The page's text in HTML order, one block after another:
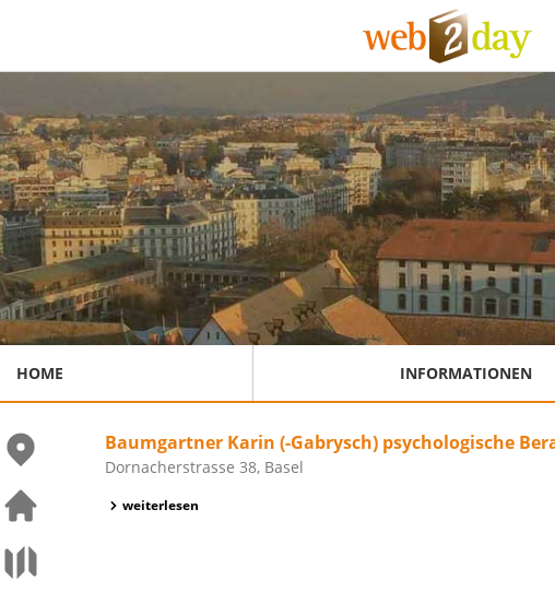
HOME INFORMATIONEN
Baumgartner Karin (-Gabrysch) psychologische
Dornacherstrasse 38, Basel
weiterlesen